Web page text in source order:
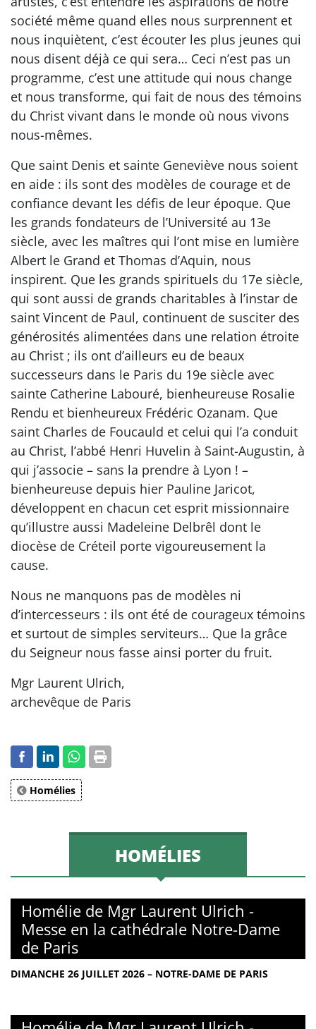
société même quand elles nous surprennent et
nous inquiètent, c’est écouter les plus jeunes qui
nous disent déjà ce qui sera… Ceci n’est pas un
programme, c’est une attitude qui nous change
et nous transforme, qui fait de nous des témoins
du Christ vivant dans le monde où nous vivons
nous-mêmes.
Que saint Denis et sainte Geneviève nous soient
en aide : ils sont des modèles de courage et de
confiance devant les défis de leur époque. Que
les grands fondateurs de l’Université au 13e
siècle, avec les maîtres qui l’ont mise en lumière
Albert le Grand et Thomas d’Aquin, nous
inspirent. Que les grands spirituels du 17e siècle,
qui sont aussi de grands charitables à l’instar de
saint Vincent de Paul, continuent de susciter des
générosités alimentées dans une relation étroite
au Christ ; ils ont d’ailleurs eu de beaux
successeurs dans le Paris du 19e siècle avec
sainte Catherine Labouré, bienheureuse Rosalie
Rendu et bienheureux Frédéric Ozanam. Que
saint Charles de Foucauld et celui qui l’a conduit
au Christ, l’abbé Henri Huvelin à Saint-Augustin, à
qui j’associe – sans la prendre à Lyon ! –
bienheureuse depuis hier Pauline Jaricot,
développent en chacun cet esprit missionnaire
qu’illustre aussi Madeleine Delbrêl dont le
diocèse de Créteil porte vigoureusement la
cause.
Nous ne manquons pas de modèles ni
d’intercesseurs : ils ont été de courageux témoins
et surtout de simples serviteurs… Que la grâce
du Seigneur nous fasse ainsi porter du fruit.
Mgr Laurent Ulrich,
archevêque de Paris
Homélies
HOMÉLIES
Homélie de Mgr Laurent Ulrich -
Messe en la cathédrale Notre-Dame
de Paris
DIMANCHE 26 JUILLET 2026 – NOTRE-DAME DE PARIS